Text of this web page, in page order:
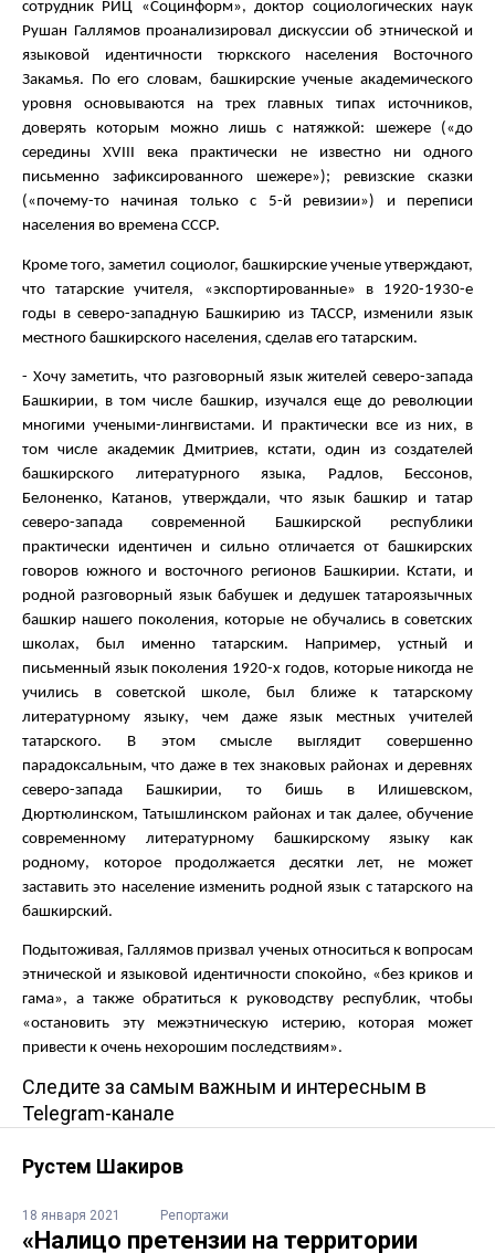
сотрудник РИЦ «Социнформ», доктор социологических наук
Рушан Галлямов проанализировал дискуссии об этнической и
языковой идентичности тюркского населения Восточного
Закамья. По его словам, башкирские ученые академического
уровня основываются на трех главных типах источников,
доверять которым можно лишь с натяжкой: шежере («до
середины XVIII века практически не известно ни одного
письменно зафиксированного шежере»); ревизские сказки
(«почему-то начиная только с 5-й ревизии») и переписи
населения во времена СССР.
Кроме того, заметил социолог, башкирские ученые утверждают,
что татарские учителя, «экспортированные» в 1920-1930-е
годы в северо-западную Башкирию из ТАССР, изменили язык
местного башкирского населения, сделав его татарским.
- Хочу заметить, что разговорный язык жителей северо-запада
Башкирии, в том числе башкир, изучался еще до революции
многими учеными-лингвистами. И практически все из них, в
том числе академик Дмитриев, кстати, один из создателей
башкирского литературного языка, Радлов, Бессонов,
Белоненко, Катанов, утверждали, что язык башкир и татар
северо-запада современной Башкирской республики
практически идентичен и сильно отличается от башкирских
говоров южного и восточного регионов Башкирии. Кстати, и
родной разговорный язык бабушек и дедушек татароязычных
башкир нашего поколения, которые не обучались в советских
школах, был именно татарским. Например, устный и
письменный язык поколения 1920-х годов, которые никогда не
учились в советской школе, был ближе к татарскому
литературному языку, чем даже язык местных учителей
татарского. В этом смысле выглядит совершенно
парадоксальным, что даже в тех знаковых районах и деревнях
северо-запада Башкирии, то бишь в Илишевском,
Дюртюлинском, Татышлинском районах и так далее, обучение
современному литературному башкирскому языку как
родному, которое продолжается десятки лет, не может
заставить это население изменить родной язык с татарского на
башкирский.
Подытоживая, Галлямов призвал ученых относиться к вопросам
этнической и языковой идентичности спокойно, «без криков и
гама», а также обратиться к руководству республик, чтобы
«остановить эту межэтническую истерию, которая может
привести к очень нехорошим последствиям».
Следите за самым важным и интересным в
Telegram-канале
Рустем Шакиров
18 января 2021 Репортажи
«Налицо претензии на территории